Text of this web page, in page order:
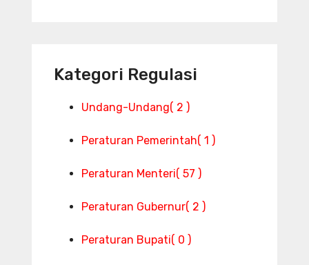
Kategori Regulasi
Undang-Undang( 2 )
Peraturan Pemerintah( 1 )
Peraturan Menteri( 57 )
Peraturan Gubernur( 2 )
Peraturan Bupati( 0 )